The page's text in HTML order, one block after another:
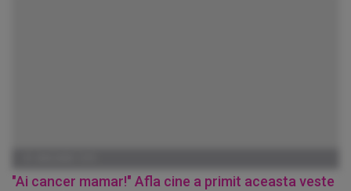
"Ai cancer mamar!" Afla cine a primit aceasta veste